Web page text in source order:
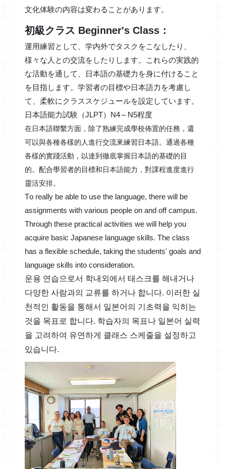
文化体験の内容は変わることがあります。
初級クラス Beginner's Class：
運用練習として、学内外でタスクをこなしたり、
様々な人との交流をしたりします。これらの実践的
な活動を通して、日本語の基礎力を身に付けること
を目指します。学習者の目標や日本語力を考慮し
て、柔軟にクラススケジュールを設定しています。
日本語能力試験（JLPT）N4～N5程度
在日本語聯繫方面，除了熟練完成學校佈置的任務，還
可以與各種各樣的人進行交流來練習日本語。通過各種
各樣的實踐活動，以達到徹底掌握日本語的基礎的目
的。配合學習者的目標和日本語能力，對課程進度進行
靈活安排。
To really be able to use the language, there will be
assignments with various people on and off campus.
Through these practical activities we will help you
acquire basic Japanese language skills. The class
has a flexible schedule, taking the students' goals and
language skills into consideration.
운용 연습으로서 학내외에서 태스크를 해내거나
다양한 사람과의 교류를 하거나 합니다. 이러한 실
천적인 활동을 통해서 일본어의 기초력을 익히는
것을 목표로 합니다. 학습자의 목표나 일본어 실력
을 고려하여 유연하게 클래스 스케줄을 설정하고
있습니다.